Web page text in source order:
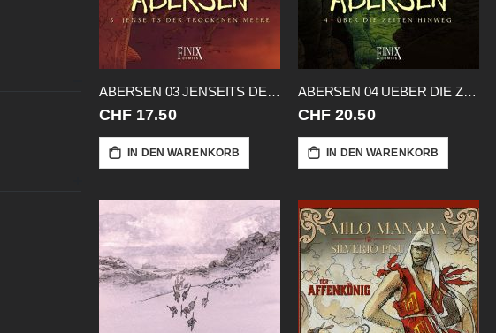
ABERSEN 03 JENSEITS DER MEERE
CHF 17.50
IN DEN WARENKORB
ABERSEN 04 UEBER DIE ZEITEN HINWEG
CHF 20.50
IN DEN WARENKORB